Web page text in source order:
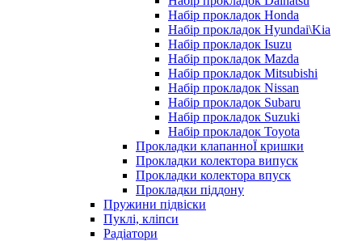
Набір прокладок Honda
Набір прокладок Hyundai\Kia
Набір прокладок Isuzu
Набір прокладок Mazda
Набір прокладок Mitsubishi
Набір прокладок Nissan
Набір прокладок Subaru
Набір прокладок Suzuki
Набір прокладок Toyota
Прокладки клапанноЇ кришки
Прокладки колектора випуск
Прокладки колектора впуск
Прокладки піддону
Пружини підвіски
Пуклі, кліпси
Радіатори